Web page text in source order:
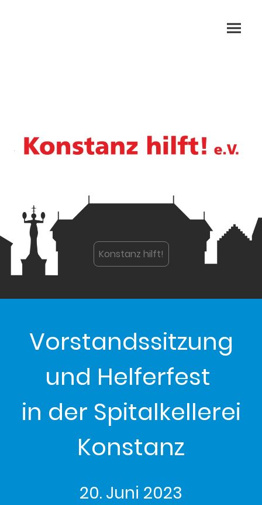
.
Konstanz hilft!
Vorstandssitzung
und Helferfest
in der Spitalkellerei
Konstanz
20. Juni 2023